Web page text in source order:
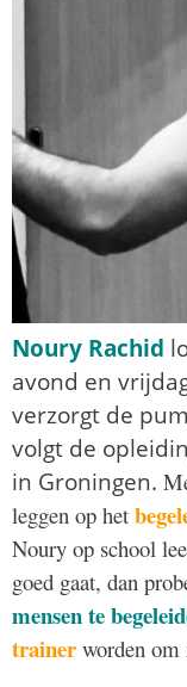
Noury Rachid
avond en
verzorgt de
volgt de
in Groningen.
leggen op het
Noury op school
goed gaat, dan
mensen te
trainer worden om